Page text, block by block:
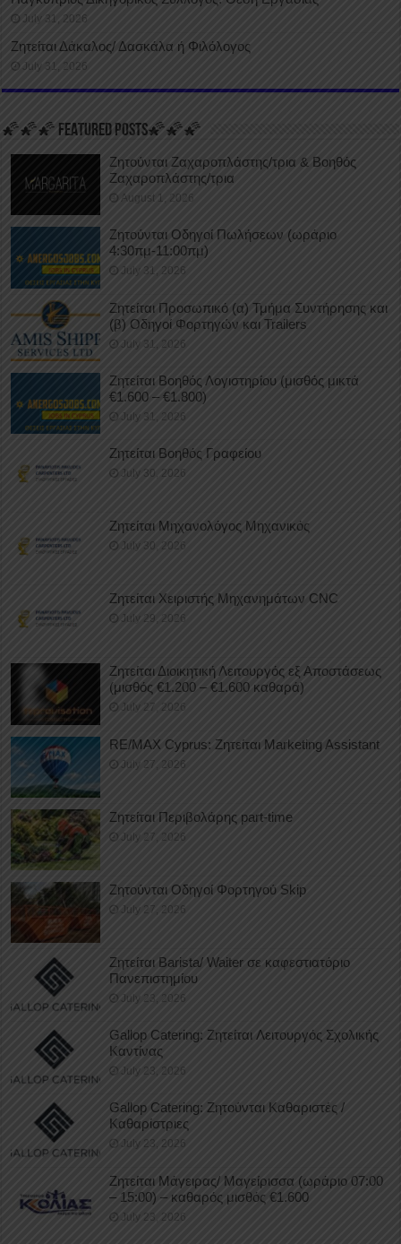
July 31, 2026
Ζητείται Δάκαλος/ Δασκάλα ή Φιλόλογος
July 31, 2026
🌠🌠🌠 FEATURED POSTS🌠🌠🌠
Ζητούνται Ζαχαροπλάστης/τρια & Βοηθός
Ζαχαροπλάστης/τρια
August 1, 2026
Ζητούνται Οδηγοί Πωλήσεων (ωράριο
4:30πμ-11:00πμ)
July 31, 2026
Ζητείται Προσωπικό (α) Τμήμα Συντήρησης και
(β) Οδηγοί Φορτηγών και Trailers
July 31, 2026
Ζητείται Βοηθός Λογιστηρίου (μισθός μικτά
€1.600 – €1.800)
July 31, 2026
Ζητείται Βοηθός Γραφείου
July 30, 2026
Ζητείται Μηχανολόγος Μηχανικός
July 30, 2026
Ζητείται Χειριστής Μηχανημάτων CNC
July 29, 2026
Ζητείται Διοικητική Λειτουργός εξ Αποστάσεως
(μισθός €1.200 – €1.600 καθαρά)
July 27, 2026
RE/MAX Cyprus: Ζητείται Marketing Assistant
July 27, 2026
Ζητείται Περιβολάρης part-time
July 27, 2026
Ζητούνται Οδηγοί Φορτηγού Skip
July 27, 2026
Ζητείται Barista/ Waiter σε καφεστιατόριο
Πανεπιστημίου
July 23, 2026
Gallop Catering: Ζητείται Λειτουργός Σχολικής
Καντίνας
July 23, 2026
Gallop Catering: Ζητούνται Καθαριστές /
Καθαρίστριες
July 23, 2026
Ζητείται Μάγειρας/ Μαγείρισσα (ωράριο 07:00
– 15:00) – καθαρός μισθός €1.600
July 23, 2026